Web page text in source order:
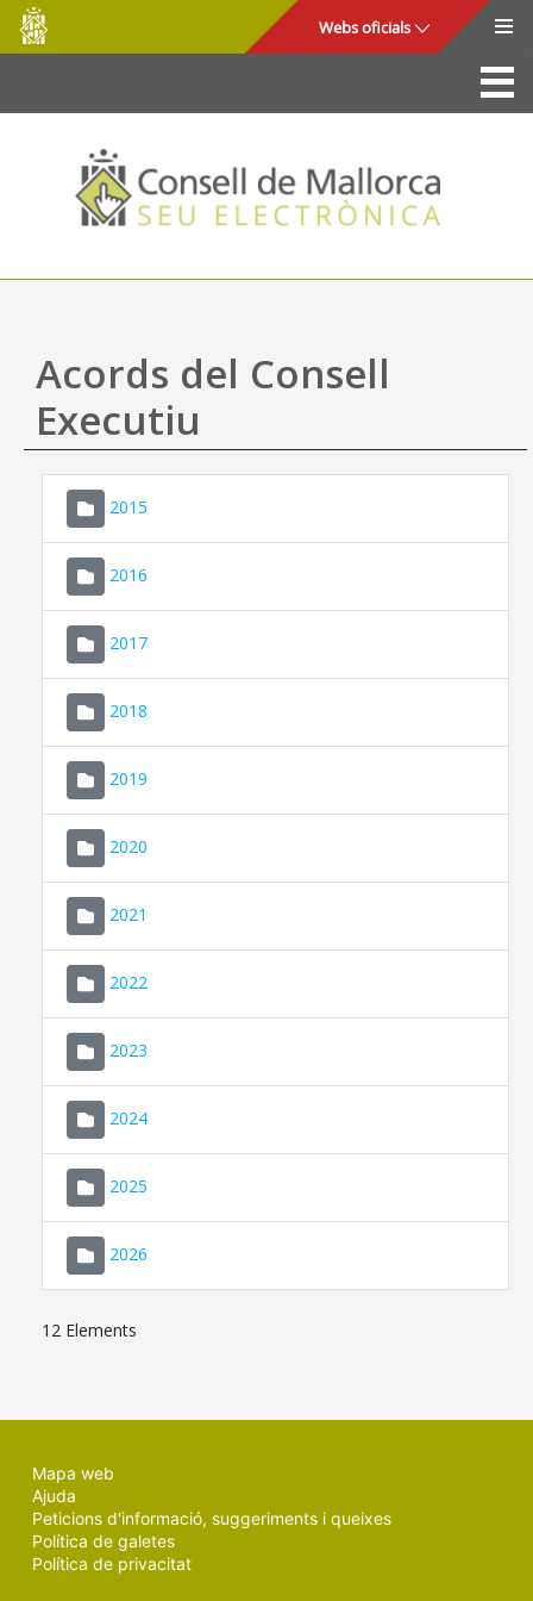
Salta al contingut principal
Consell
de
Mallorca
Webs oficials
La Seu
Consell de Mallorca
Accés i seguretat
Utilitats
Ajuda
Acords del Consell
Executiu
2015
2016
2017
2018
2019
2020
2021
2022
2023
2024
2025
2026
12 Elements
Mapa web
Ajuda
Peticions d'informació, suggeriments i queixes
Política de galetes
Política de privacitat